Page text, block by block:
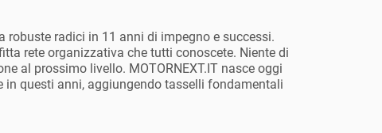
radici in 11 anni di impegno e successi.
rete organizzativa che tutti conoscete. Niente di
al prossimo livello. MOTORNEXT.IT nasce oggi
questi anni, aggiungendo tasselli fondamentali